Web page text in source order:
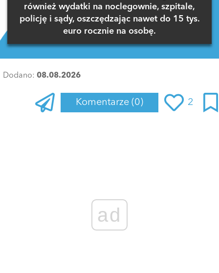
również wydatki na noclegownie, szpitale,
policję i sądy, oszczędzając nawet do 15 tys.
euro rocznie na osobę.
Dodano: 08.08.2026
Komentarze (0) 2
ad